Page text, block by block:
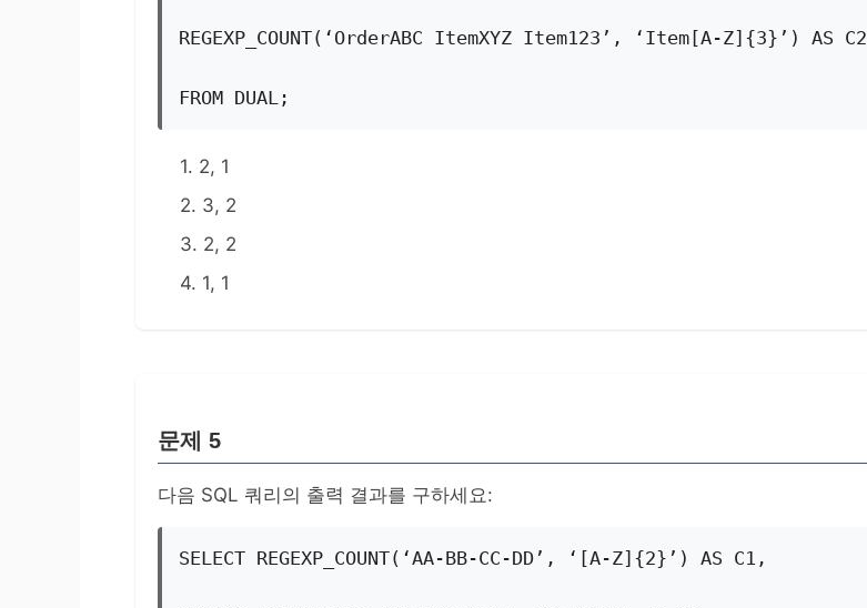
REGEXP_COUNT(‘OrderABC ItemXYZ Item123’, ‘Item[A-Z]{3}’) AS C2
FROM DUAL;
1. 2, 1
2. 3, 2
3. 2, 2
4. 1, 1
문제 5
다음 SQL 쿼리의 출력 결과를 구하세요:
SELECT REGEXP_COUNT(‘AA-BB-CC-DD’, ‘[A-Z]{2}’) AS C1,